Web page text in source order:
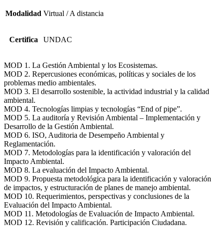
Modalidad Virtual / A distancia
Certifica UNDAC
MOD 1. La Gestión Ambiental y los Ecosistemas.
MOD 2. Repercusiones económicas, políticas y sociales de los
problemas medio ambientales.
MOD 3. El desarrollo sostenible, la actividad industrial y la calidad
ambiental.
MOD 4. Tecnologías limpias y tecnologías “End of pipe”.
MOD 5. La auditoría y Revisión Ambiental – Implementación y
Desarrollo de la Gestión Ambiental.
MOD 6. ISO, Auditoria de Desempeño Ambiental y
Reglamentación.
MOD 7. Metodologías para la identificación y valoración del
Impacto Ambiental.
MOD 8. La evaluación del Impacto Ambiental.
MOD 9. Propuesta metodológica para la identificación y valoración
de impactos, y estructuración de planes de manejo ambiental.
MOD 10. Requerimientos, perspectivas y conclusiones de la
Evaluación del Impacto Ambiental.
MOD 11. Metodologías de Evaluación de Impacto Ambiental.
MOD 12. Revisión y calificación. Participación Ciudadana.